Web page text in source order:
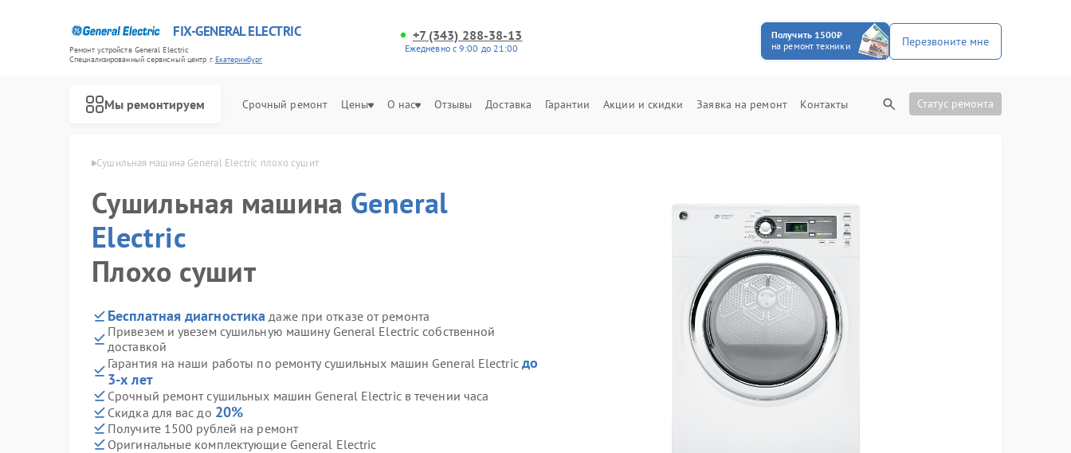
FIX-GENERAL ELECTRIC
Ремонт устройств General Electric
Специализированный cервисный центр г.Екатеринбург
+7 (343) 288-38-13
Ежедневно с 9:00 до 21:00
Получить 1500₽
на ремонт техники
Перезвоните мне
Мы ремонтируем Срочный ремонт Цены О нас Отзывы Доставка Гарантии Акции и скидки Заявка на ремонт Контакты Статус ремонта
в Екатеринбурге Сушильная машина General Electric плохо сушит
Сушильная машина General
Electric
Плохо сушит
Бесплатная диагностика даже при отказе от ремонта
Привезем и увезем сушильную машину General Electric собственной
доставкой
Гарантия на наши работы по ремонту сушильных машин General Electric до
3-х лет
Срочный ремонт сушильных машин General Electric в течении часа
Скидка для вас до 20%
Получите 1500 рублей на ремонт
Оригинальные комплектующие General Electric